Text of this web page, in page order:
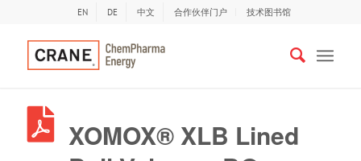
EN DE 中文 合作伙伴门户 技术图书馆
XOMOX® XLB Lined